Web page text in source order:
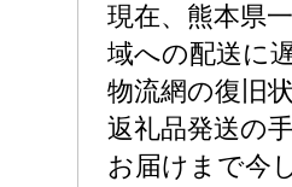
現在、熊本県
域への配送に
物流網の復旧
返礼品発送の
お届けまで今